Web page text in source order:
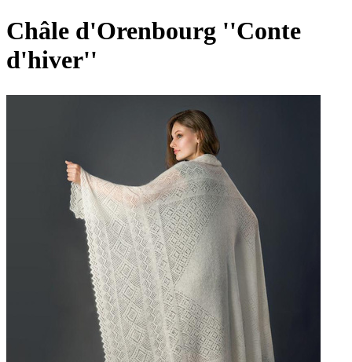
Châle d'Orenbourg ''Conte
d'hiver''